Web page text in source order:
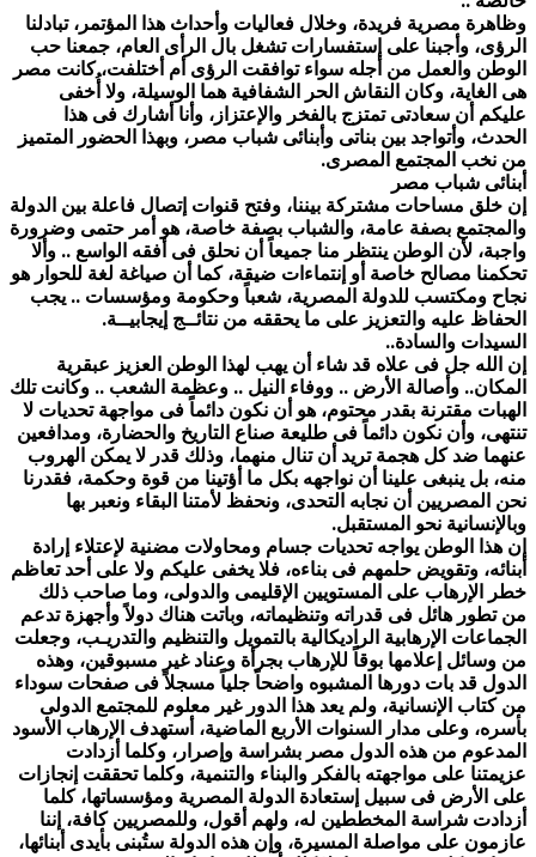
وظاهرة مصرية فريدة، وخلال فعاليات وأحداث هذا المؤتمر، تبادلنا
الرؤى، وأجبنا على إستفسارات تشغل بال الرأى العام، جمعنا حب
الوطن والعمل من أجله سواء توافقت الرؤى أم أختلفت، كانت مصر
هى الغاية، وكان النقاش الحر الشفافية هما الوسيلة، ولا أُخفى
عليكم أن سعادتى تمتزج بالفخر والإعتزاز، وأنا أشارك فى هذا
الحدث، وأتواجد بين بناتى وأبنائى شباب مصر، وبهذا الحضور المتميز
من نخب المجتمع المصرى.
أبنائى شباب مصر
إن خلق مساحات مشتركة بيننا، وفتح قنوات إتصال فاعلة بين الدولة
والمجتمع بصفة عامة، والشباب بصفة خاصة، هو أمر حتمى وضرورة
واجبة، لأن الوطن ينتظر منا جميعاً أن نحلق فى أفقه الواسع .. وألا
تحكمنا مصالح خاصة أو إنتماءات ضيقة، كما أن صياغة لغة للحوار هو
نجاح ومكتسب للدولة المصرية، شعباً وحكومة ومؤسسات .. يجب
الحفاظ عليه والتعزيز على ما يحققه من نتائــج إيجابيــة.
السيدات والسادة..
إن الله جل فى علاه قد شاء أن يهب لهذا الوطن العزيز عبقرية
المكان.. وأصالة الأرض .. ووفاء النيل .. وعظمة الشعب .. وكانت تلك
الهبات مقترنة بقدر محتوم، هو أن نكون دائماً فى مواجهة تحديات لا
تنتهى، وأن نكون دائماً فى طليعة صناع التاريخ والحضارة، ومدافعين
عنهما ضد كل هجمة تريد أن تنال منهما، وذلك قدر لا يمكن الهروب
منه، بل ينبغى علينا أن نواجهه بكل ما أؤتينا من قوة وحكمة، فقدرنا
نحن المصريين أن نجابه التحدى، ونحفظ لأمتنا البقاء ونعبر بها
وبالإنسانية نحو المستقبل.
إن هذا الوطن يواجه تحديات جسام ومحاولات مضنية لإعتلاء إرادة
أبنائه، وتقويض حلمهم فى بناءه، فلا يخفى عليكم ولا على أحد تعاظم
خطر الإرهاب على المستويين الإقليمى والدولى، وما صاحب ذلك
من تطور هائل فى قدراته وتنظيماته، وباتت هناك دولاً وأجهزة تدعم
الجماعات الإرهابية الراديكالية بالتمويل والتنظيم والتدريـب، وجعلت
من وسائل إعلامها بوقاً للإرهاب بجرأة وعناد غير مسبوقين، وهذه
الدول قد بات دورها المشبوه واضحاً جلياً مسجلاً فى صفحات سوداء
من كتاب الإنسانية، ولم يعد هذا الدور غير معلوم للمجتمع الدولى
بأسره، وعلى مدار السنوات الأربع الماضية، أستهدف الإرهاب الأسود
المدعوم من هذه الدول مصر بشراسة وإصرار، وكلما أزدادت
عزيمتنا على مواجهته بالفكر والبناء والتنمية، وكلما تحققت إنجازات
على الأرض فى سبيل إستعادة الدولة المصرية ومؤسساتها، كلما
أزدادت شراسة المخططين له، ولهم أقول، وللمصريين كافة، إننا
عازمون على مواصلة المسيرة، وإن هذه الدولة ستُبنى بأيدى أبنائها،